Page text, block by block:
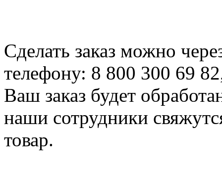
Сделать заказ можно
телефону: 8 800 300 69
Ваш заказ будет
наши сотрудники
товар.